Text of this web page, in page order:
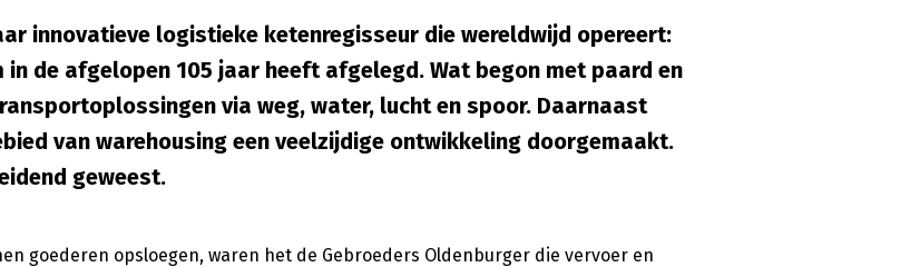
innovatieve logistieke ketenregisseur die wereldwijd opereert:
de afgelopen 105 jaar heeft afgelegd. Wat begon met paard en
via weg, water, lucht en spoor. Daarnaast
van warehousing een veelzijdige ontwikkeling doorgemaakt.
geweest.
goederen opsloegen, waren het de Gebroeders Oldenburger die vervoer en